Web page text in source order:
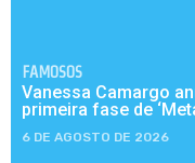
FAMOSOS
Vanessa Camargo
primeira fase de
6 DE AGOSTO DE 2026